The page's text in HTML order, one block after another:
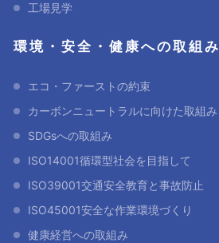
工場見学
環境・安全・健康への取組み
エコ・ファーストの約束
カーボンニュートラルに向けた取組み
SDGsへの取組み
ISO14001循環型社会を目指して
ISO39001交通安全教育と事故防止
ISO45001安全な作業環境づくり
健康経営への取組み